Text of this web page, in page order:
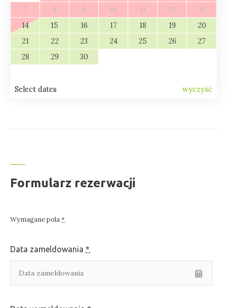
7
8 9 10 11 12
13
14
15 16 17 18 19
20
21
22 23 24 25 26
27
28
29 30
Select dates wyczyść
Formularz rezerwacji
Wymagane pola*
Data zameldowania *